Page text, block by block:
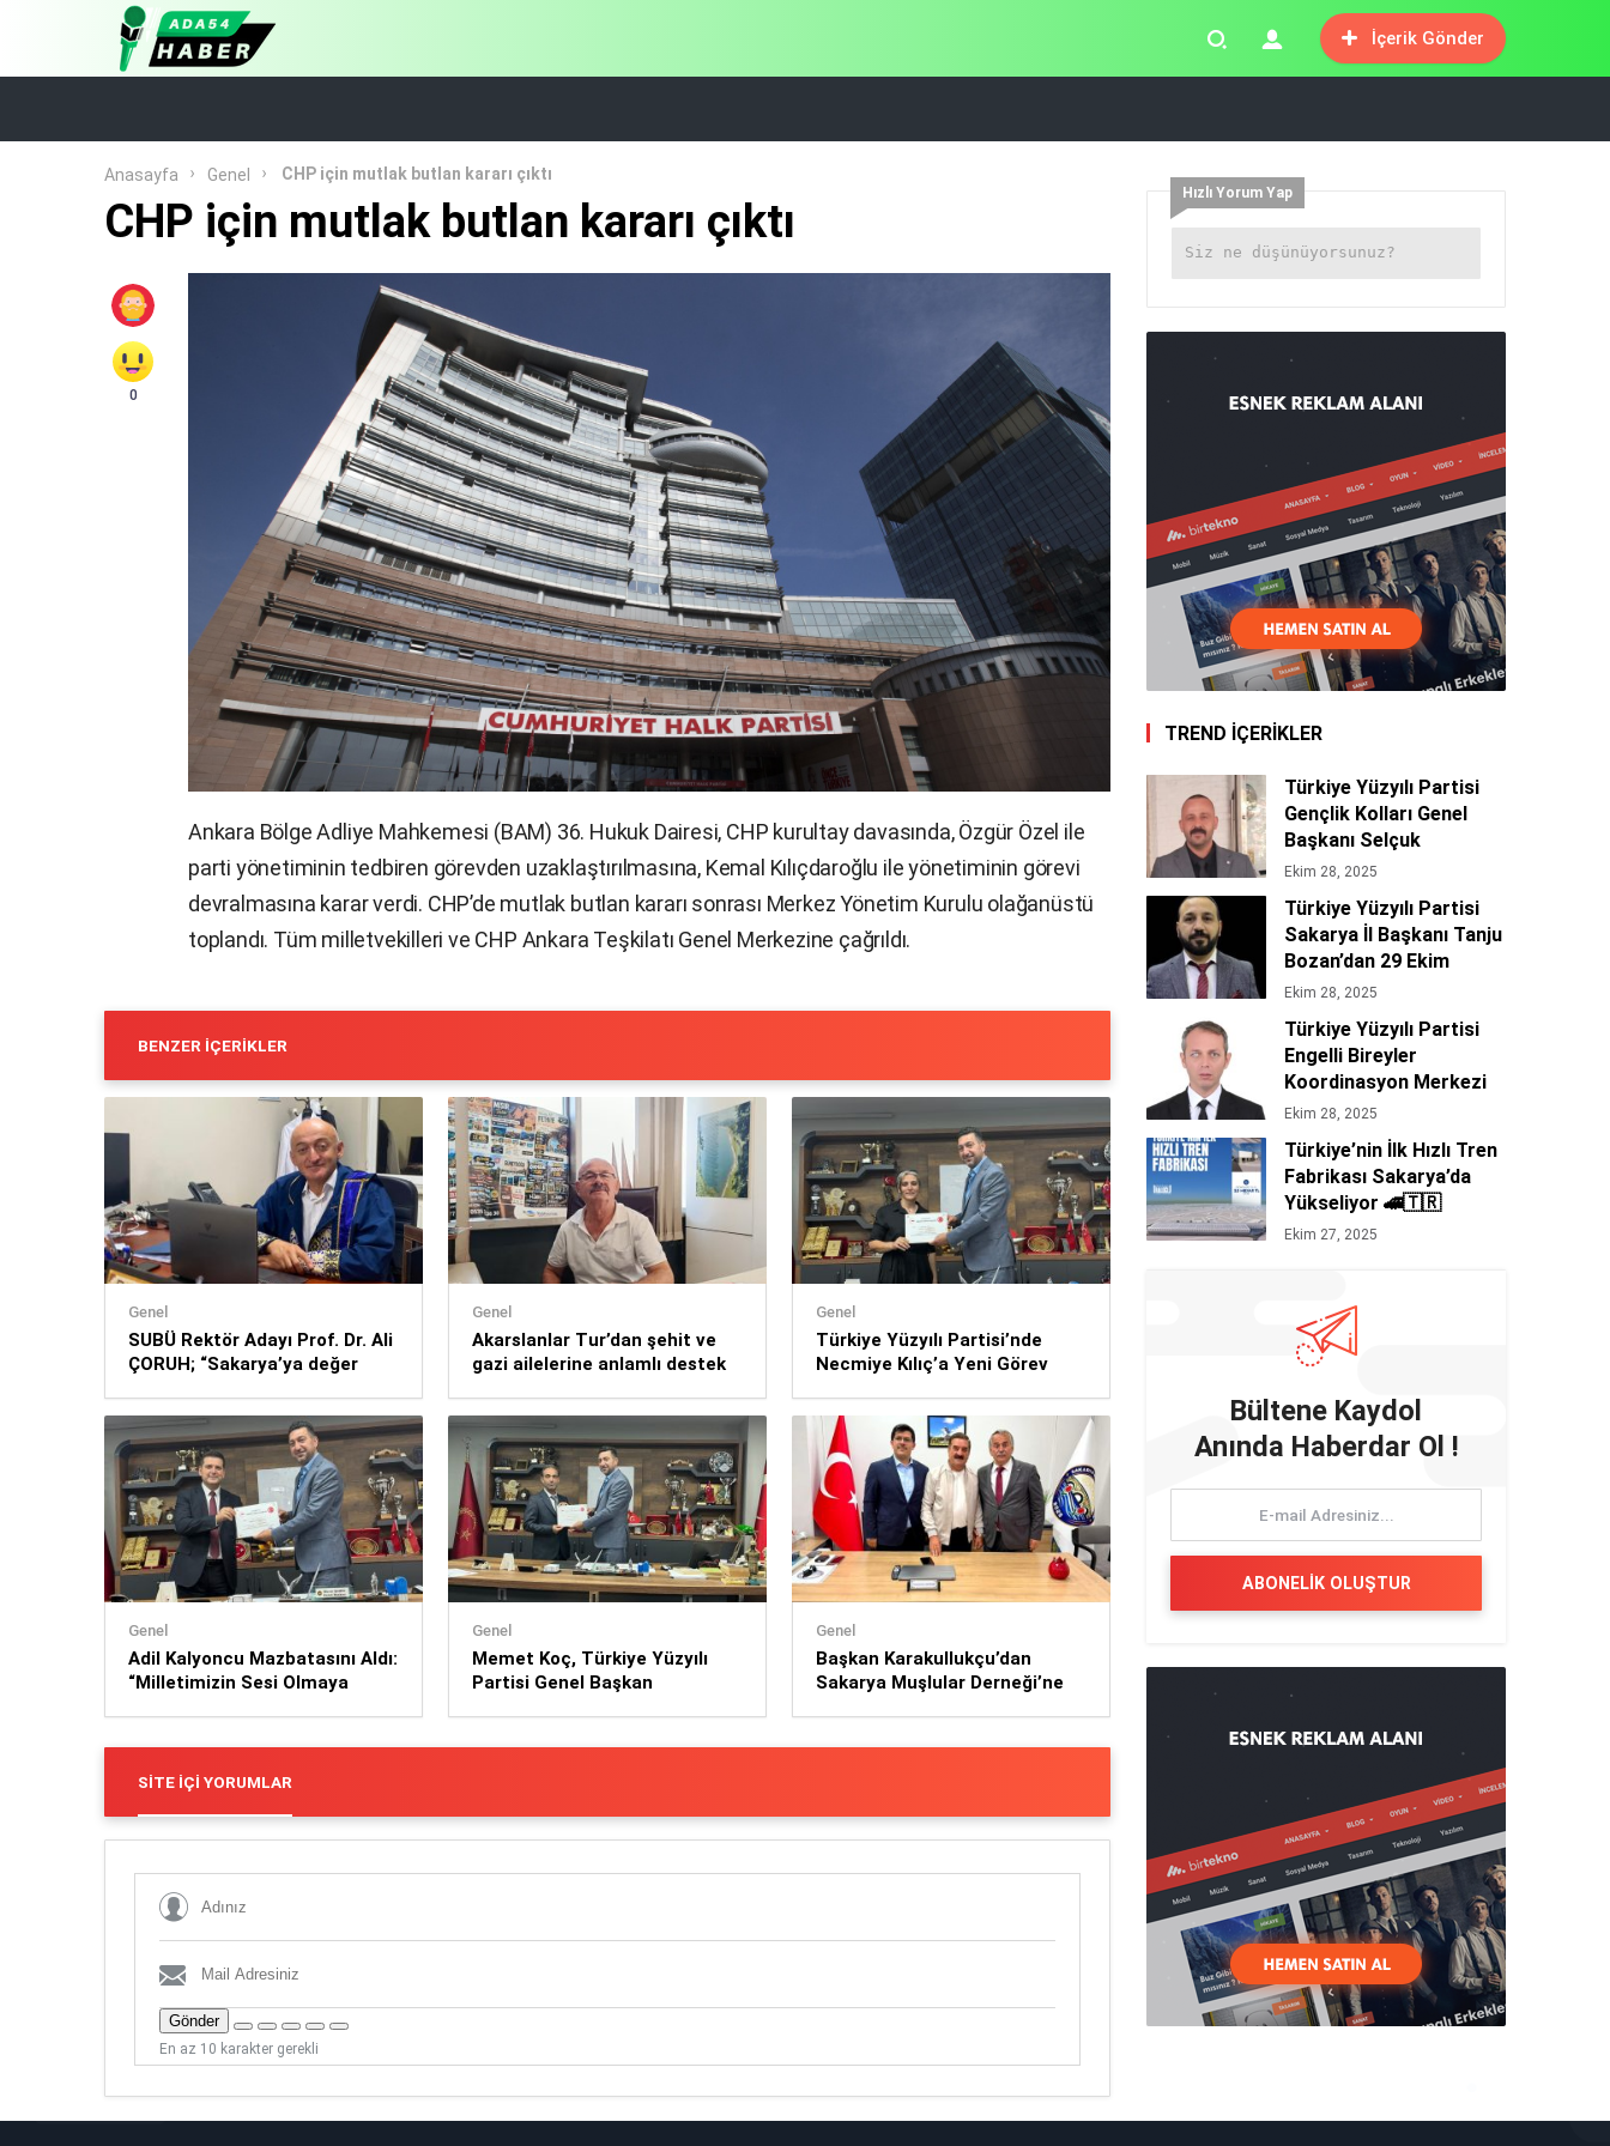
İçerik Gönder
Anasayfa Genel CHP için mutlak butlan kararı çıktı
CHP için mutlak butlan kararı çıktı
0
Ankara Bölge Adliye Mahkemesi (BAM) 36. Hukuk Dairesi, CHP kurultay davasında, Özgür Özel ile
parti yönetiminin tedbiren görevden uzaklaştırılmasına, Kemal Kılıçdaroğlu ile yönetiminin görevi
devralmasına karar verdi. CHP’de mutlak butlan kararı sonrası Merkez Yönetim Kurulu olağanüstü
toplandı. Tüm milletvekilleri ve CHP Ankara Teşkilatı Genel Merkezine çağrıldı.
BENZER İÇERIKLER
Genel
SUBÜ Rektör Adayı Prof. Dr. Ali
ÇORUH; “Sakarya’ya değer
etmek istiyorum”
Genel
Akarslanlar Tur’dan şehit ve
gazi ailelerine anlamlı destek
Genel
Türkiye Yüzyılı Partisi’nde
Necmiye Kılıç’a Yeni Görev
Genel
Adil Kalyoncu Mazbatasını Aldı:
“Milletimizin Sesi Olmaya
Genel
Memet Koç, Türkiye Yüzyılı
Partisi Genel Başkan
Genel
Başkan Karakullukçu’dan
Sakarya Muşlular Derneği’ne
SITE İÇI YORUMLAR
Gönder
En az 10 karakter gerekli
Hızlı Yorum Yap
TREND İÇERİKLER
Türkiye Yüzyılı Partisi
Gençlik Kolları Genel
Başkanı Selçuk
Bakır’dan 29 Ekim
Mesajı 🇹🇷
Ekim 28, 2025
Türkiye Yüzyılı Partisi
Sakarya İl Başkanı Tanju
Bozan’dan 29 Ekim
Cumhuriyet Bayramı
Ekim 28, 2025
Türkiye Yüzyılı Partisi
Engelli Bireyler
Koordinasyon Merkezi
Başkanı Orhan
Ertürk’ten Siyasi Mesaj
Niteliğinde 29 Ekim
Cumhuriyet Bayramı
Kutlaması 🇹🇷
Ekim 28, 2025
Türkiye’nin İlk Hızlı Tren
Fabrikası Sakarya’da
Yükseliyor 🚄🇹🇷
Ekim 27, 2025
Bültene Kaydol
Anında Haberdar Ol !
ABONELİK OLUŞTUR